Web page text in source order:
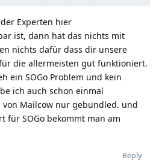
Experten hier
ist, dann hat das nichts mit
nichts dafür dass dir unsere
die allermeisten gut funktioniert.
ein SOGo Problem und kein
ich auch schon einmal
Mailcow nur gebundled. und
für SOGo bekommt man am
Reply